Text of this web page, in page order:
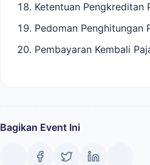
Ketentuan Pengkreditan
Pedoman Penghitungan
Pembayaran Kembali
Bagikan Event Ini